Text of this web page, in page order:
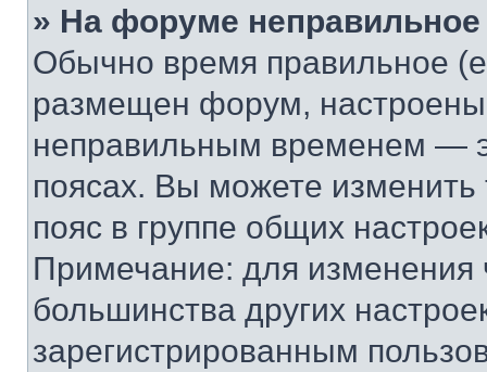
» На форуме
Обычно время правильное
размещен форум, настроены
неправильным временем —
поясах. Вы можете изменить
пояс в группе общих
Примечание: для изменения
большинства других
зарегистрированным